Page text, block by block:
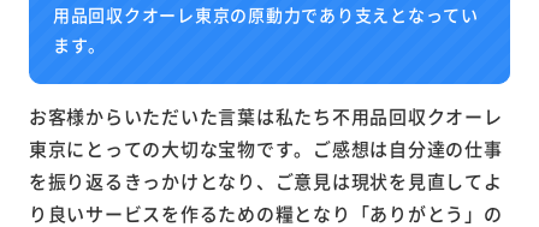
用品回収クオーレ東京の原動力であり支えとなってい
ます。
お客様からいただいた言葉は私たち不用品回収クオーレ
東京にとっての大切な宝物です。ご感想は自分達の仕事
を振り返るきっかけとなり、ご意見は現状を見直してよ
り良いサービスを作るための糧となり「ありがとう」の